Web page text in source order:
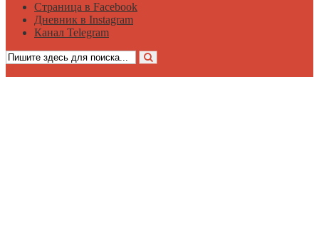
Страница в Facebook
Дневник в Instagram
Канал Telegram